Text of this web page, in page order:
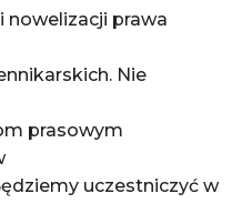
nowelizacji prawa
Nie
prasowym
uczestniczyć w